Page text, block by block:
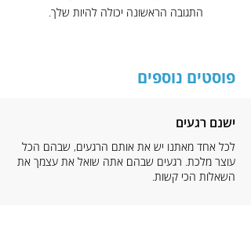
התגובה הראשונה יכולה להיות שלך.
פוסטים נוספים
ישנם רגעים
לכל אחד מאתנו יש את אותם הרגעים, שבהם הכל
עוצר מלכת. רגעים שבהם אתה שואל את עצמך את
השאלות הכי קשות.